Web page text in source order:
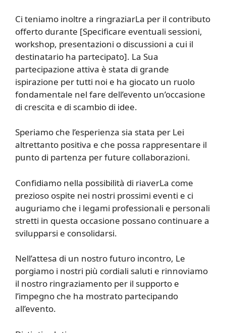
Ci teniamo inoltre a ringraziarLa per il contributo
offerto durante [Specificare eventuali sessioni,
workshop, presentazioni o discussioni a cui il
destinatario ha partecipato]. La Sua
partecipazione attiva è stata di grande
ispirazione per tutti noi e ha giocato un ruolo
fondamentale nel fare dell’evento un’occasione
di crescita e di scambio di idee.
Speriamo che l’esperienza sia stata per Lei
altrettanto positiva e che possa rappresentare il
punto di partenza per future collaborazioni.
Confidiamo nella possibilità di riaverLa come
prezioso ospite nei nostri prossimi eventi e ci
auguriamo che i legami professionali e personali
stretti in questa occasione possano continuare a
svilupparsi e consolidarsi.
Nell’attesa di un nostro futuro incontro, Le
porgiamo i nostri più cordiali saluti e rinnoviamo
il nostro ringraziamento per il supporto e
l’impegno che ha mostrato partecipando
all’evento.